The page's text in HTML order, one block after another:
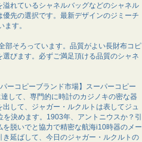
れているシャネルバッグなどのシャネル
先の選択です。最新デザインのジミーチ
す。
部そろっています。品質がよい長財布コピ
びます。必ずご満足頂ける品質のシャネ
ーコピーブランド市場】スーパーコピー
して、専門的に時計のカジノキの密な器
して、ジャガー・ルクルトは表してジュ
決めます。1903年、アントニウスか？引
脱いでと協力で精密な航海i10時器のメー
延ばして、今日のジャガー・ルクルトの